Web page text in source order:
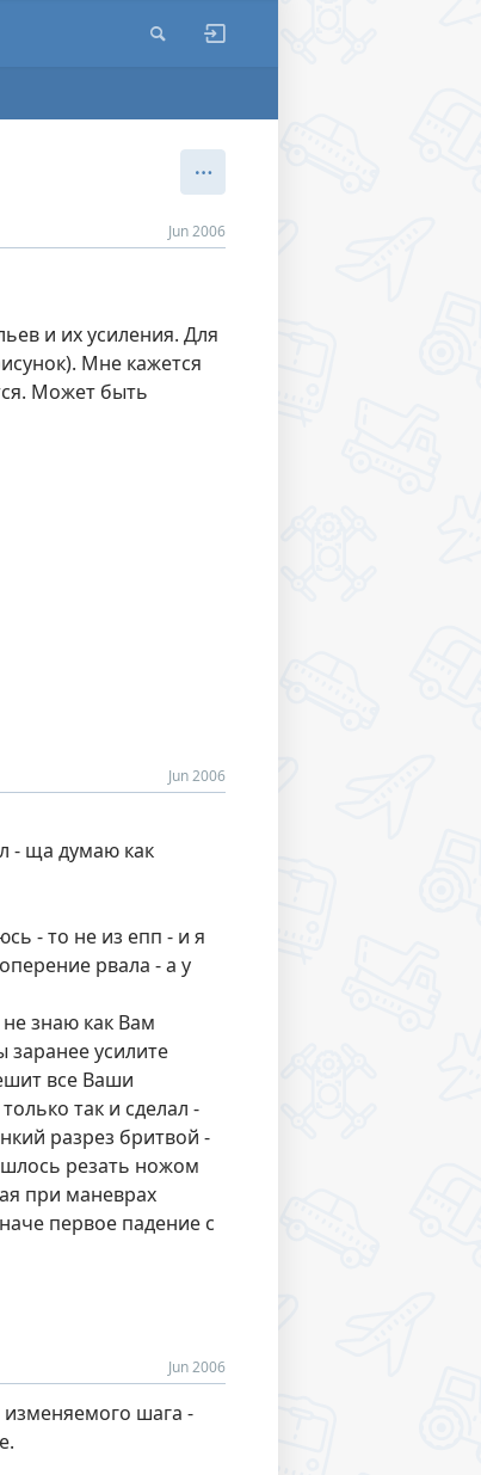
Jun 2006
и их усиления. Для
Мне кажется
Может быть
Jun 2006
- ща думаю как
- то не из епп - и я
рвала - а у
знаю как Вам
усилите
все Ваши
так и сделал -
разрез бритвой -
резать ножом
при маневрах
первое падение с
Jun 2006
шага -